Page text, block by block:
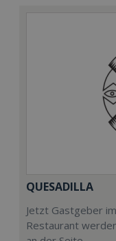
QUESADILLA
Jetzt Gastgeber
Restaurant